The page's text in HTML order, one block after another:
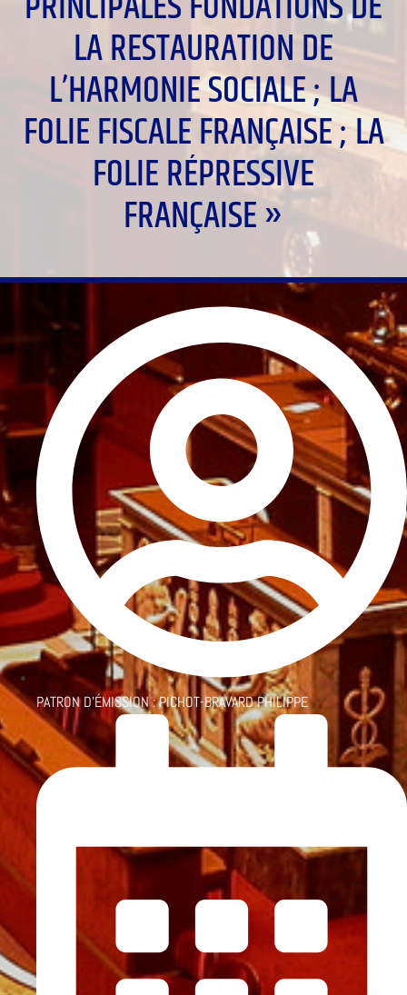
LA RESTAURATION DE
L’HARMONIE SOCIALE ; LA
FOLIE FISCALE FRANÇAISE ; LA
FOLIE RÉPRESSIVE
FRANÇAISE »
PATRON D'ÉMISSION :PICHOT-BRAVARD PHILIPPE